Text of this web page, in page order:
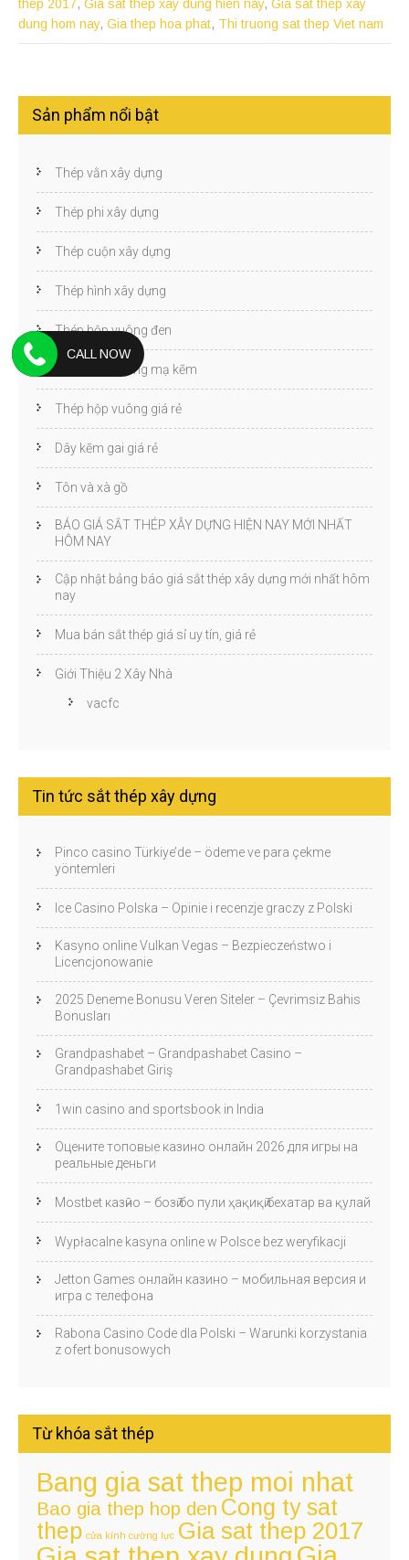
thep 2017, Gia sat thep xay dung hien nay, Gia sat thep xay
dung hom nay, Gia thep hoa phat, Thi truong sat thep Viet nam
Sản phẩm nổi bật
Thép vằn xây dựng
Thép phi xây dựng
Thép cuộn xây dựng
Thép hình xây dựng
Thép hộp vuông đen
Thép hộp vuông mạ kẽm
Thép hộp vuông giá rẻ
Dây kẽm gai giá rẻ
Tôn và xà gồ
BÁO GIÁ SẮT THÉP XÂY DỰNG HIỆN NAY MỚI NHẤT
HÔM NAY
Cập nhật bảng báo giá sắt thép xây dựng mới nhất hôm
nay
Mua bán sắt thép giá sỉ uy tín, giá rẻ
Giới Thiệu 2 Xây Nhà
vacfc
Tin tức sắt thép xây dựng
Pinco casino Türkiye’de – ödeme ve para çekme
yöntemleri
Ice Casino Polska – Opinie i recenzje graczy z Polski
Kasyno online Vulkan Vegas – Bezpieczeństwo i
Licencjonowanie
2025 Deneme Bonusu Veren Siteler – Çevrimsiz Bahis
Bonusları
Grandpashabet – Grandpashabet Casino –
Grandpashabet Giriş
1win casino and sportsbook in India
Оцените топовые казино онлайн 2026 для игры на
реальные деньги
Mostbet казӣно – бозӣ бо пули ҳақиқӣ бехатар ва қулай
Wypłacalne kasyna online w Polsce bez weryfikacji
Jetton Games онлайн казино – мобильная версия и
игра с телефона
Rabona Casino Code dla Polski – Warunki korzystania
z ofert bonusowych
Từ khóa sắt thép
Bang gia sat thep moi nhat
Bao gia thep hop den Cong ty sat
thep cửa kính cường lực Gia sat thep 2017
CALL NOW